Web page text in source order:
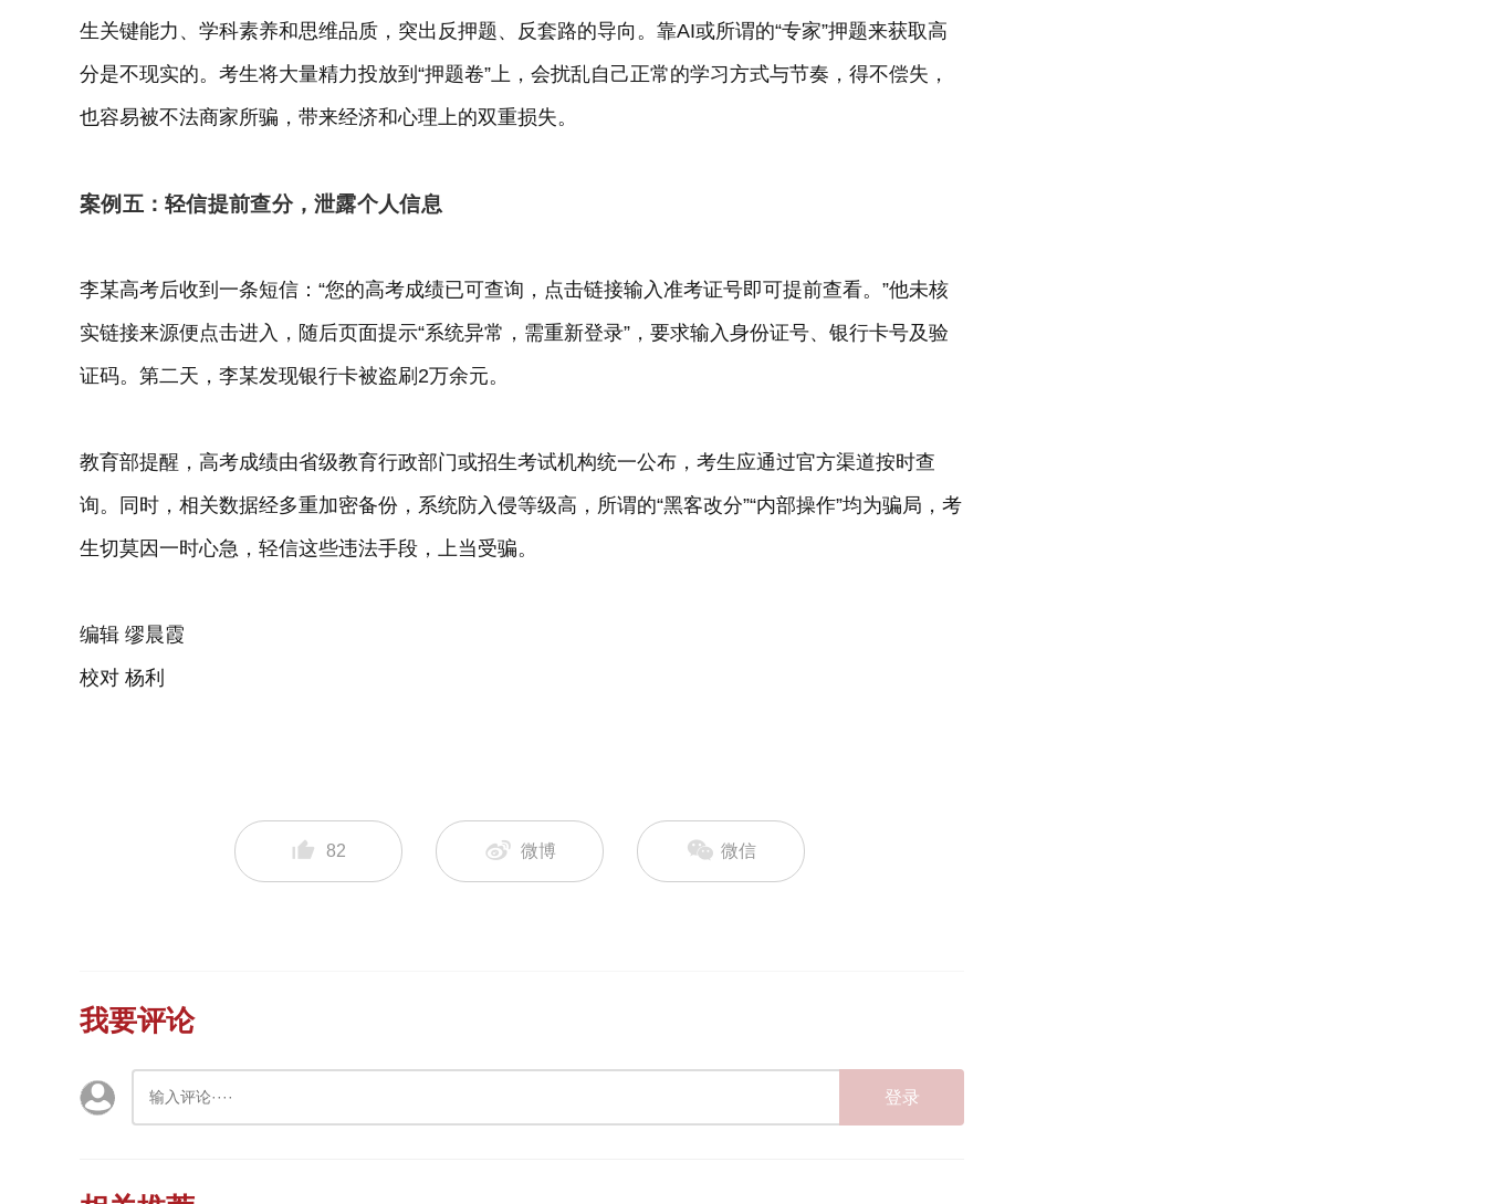
生关键能力、学科素养和思维品质，突出反押题、反套路的导向。靠AI或所谓的“专家”押题来获取高
分是不现实的。考生将大量精力投放到“押题卷”上，会扰乱自己正常的学习方式与节奏，得不偿失，
也容易被不法商家所骗，带来经济和心理上的双重损失。
案例五：轻信提前查分，泄露个人信息
李某高考后收到一条短信：“您的高考成绩已可查询，点击链接输入准考证号即可提前查看。”他未核
实链接来源便点击进入，随后页面提示“系统异常，需重新登录”，要求输入身份证号、银行卡号及验
证码。第二天，李某发现银行卡被盗刷2万余元。
教育部提醒，高考成绩由省级教育行政部门或招生考试机构统一公布，考生应通过官方渠道按时查
询。同时，相关数据经多重加密备份，系统防入侵等级高，所谓的“黑客改分”“内部操作”均为骗局，考
生切莫因一时心急，轻信这些违法手段，上当受骗。
编辑 缪晨霞
校对 杨利
82 微博 微信
我要评论
登录